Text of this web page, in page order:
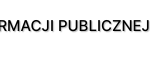
PUBLICZNEJ